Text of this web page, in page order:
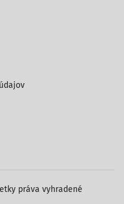
práva vyhradené